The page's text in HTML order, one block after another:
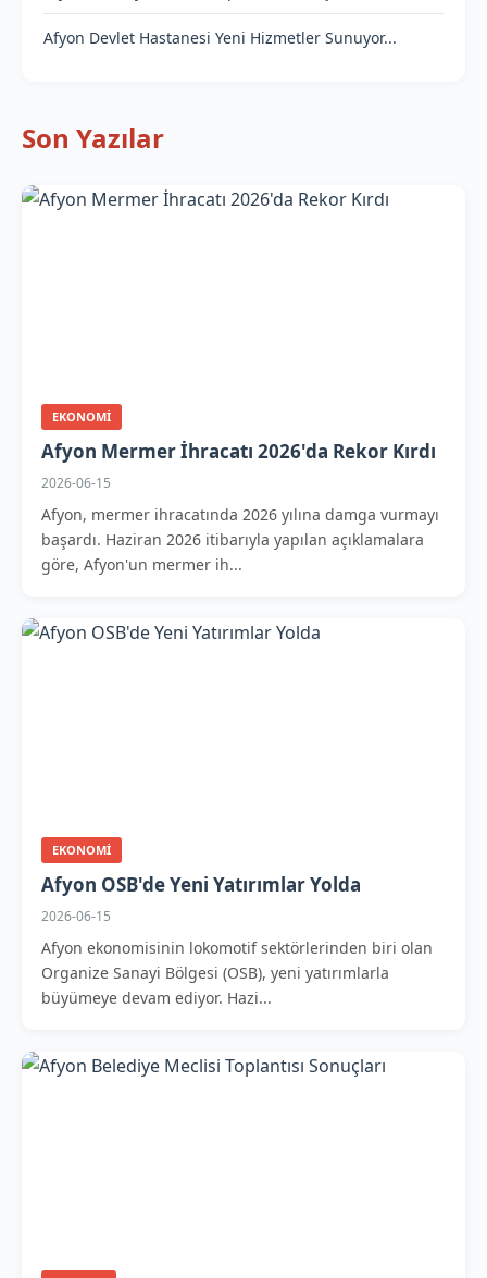
Afyon Devlet Hastanesi Yeni Hizmetler Sunuyor...
Son Yazılar
EKONOMI
Afyon Mermer İhracatı 2026'da Rekor Kırdı
2026-06-15
Afyon, mermer ihracatında 2026 yılına damga vurmayı
başardı. Haziran 2026 itibarıyla yapılan açıklamalara
göre, Afyon'un mermer ih...
EKONOMI
Afyon OSB'de Yeni Yatırımlar Yolda
2026-06-15
Afyon ekonomisinin lokomotif sektörlerinden biri olan
Organize Sanayi Bölgesi (OSB), yeni yatırımlarla
büyümeye devam ediyor. Hazi...